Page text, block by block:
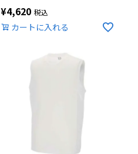
¥4,620 税込
カートに入れる